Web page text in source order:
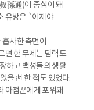
孫通)이 중심이 돼
유방은 `이제야
사한 측면이
면 한 무제는 담력도
하고 백성들의 생활
을 뻔 한 적도 있었다.
아첨꾼에게 포위돼